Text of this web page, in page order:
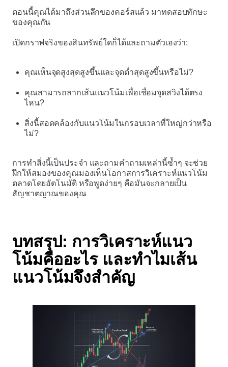
ตอนนี้คุณได้มาถึงส่วนลึกของคอร์สแล้ว มาทดสอบทักษะ
ของคุณกัน
เปิดกราฟจริงของสินทรัพย์ใดก็ได้และถามตัวเองว่า:
คุณเห็นจุดสูงสุดสูงขึ้นและจุดต่ำสุดสูงขึ้นหรือไม่?
คุณสามารถลากเส้นแนวโน้มเพื่อเชื่อมจุดสวิงได้ตรง
ไหน?
สิ่งนี้สอดคล้องกับแนวโน้มในกรอบเวลาที่ใหญ่กว่าหรือ
ไม่?
การทำสิ่งนี้เป็นประจำ และถามคำถามเหล่านี้ซ้ำๆ จะช่วย
ฝึกให้สมองของคุณมองเห็นโอกาสการวิเคราะห์แนวโน้ม
ตลาดโดยอัตโนมัติ หรือพูดง่ายๆ คือมันจะกลายเป็น
สัญชาตญาณของคุณ
บทสรุป: การวิเคราะห์แนว
โน้มคืออะไร และทำไมเส้น
แนวโน้มจึงสำคัญ